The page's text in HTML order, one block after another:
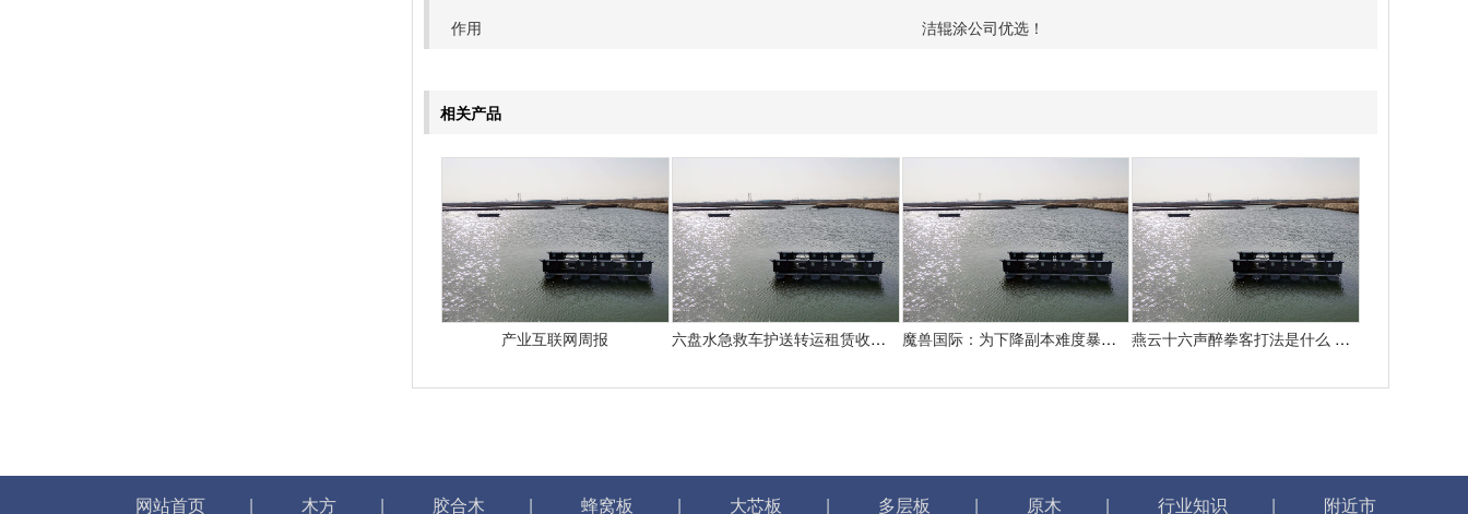
作用
洁辊涂公司优选！
相关产品
产业互联网周报 六盘水急救车护送转运租赁收费价目表-正规救护车出租最新排名一览 魔兽国际：为下降副本难度暴雪决议添加怪物50%血量 燕云十六声醉拳客打法是什么 悄悄告知你燕云十六声怎样打醉拳客
网站首页 | 木方 | 胶合木 | 蜂窝板 | 大芯板 | 多层板 | 原木 | 行业知识 | 附近市